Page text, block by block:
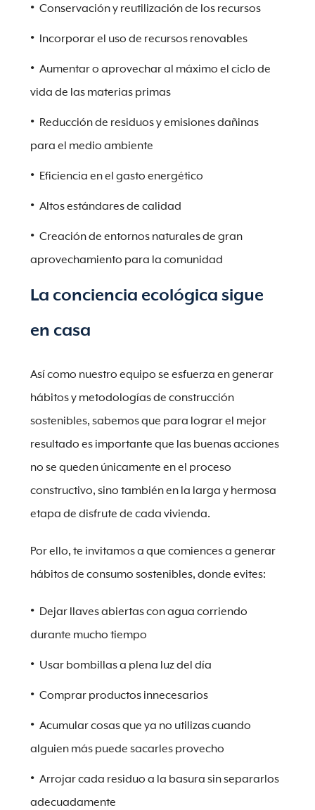
Conservación y reutilización de los recursos
Incorporar el uso de recursos renovables
Aumentar o aprovechar al máximo el ciclo de
vida de las materias primas
Reducción de residuos y emisiones dañinas
para el medio ambiente
Eficiencia en el gasto energético
Altos estándares de calidad
Creación de entornos naturales de gran
aprovechamiento para la comunidad
La conciencia ecológica sigue
en casa
Así como nuestro equipo se esfuerza en generar
hábitos y metodologías de construcción
sostenibles, sabemos que para lograr el mejor
resultado es importante que las buenas acciones
no se queden únicamente en el proceso
constructivo, sino también en la larga y hermosa
etapa de disfrute de cada vivienda.
Por ello, te invitamos a que comiences a generar
hábitos de consumo sostenibles, donde evites:
Dejar llaves abiertas con agua corriendo
durante mucho tiempo
Usar bombillas a plena luz del día
Comprar productos innecesarios
Acumular cosas que ya no utilizas cuando
alguien más puede sacarles provecho
Arrojar cada residuo a la basura sin separarlos
adecuadamente